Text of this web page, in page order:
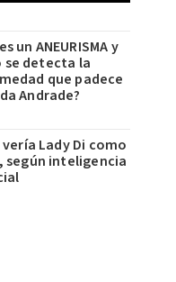
un ANEURISMA y
se detecta la
que padece
Andrade?
vería Lady Di como
según inteligencia